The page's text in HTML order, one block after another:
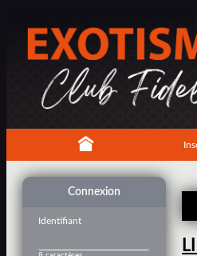
Connexion
Identifiant